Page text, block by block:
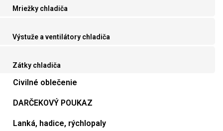
Mriežky chladiča
Výstuže a ventilátory chladiča
Zátky chladiča
Civilné oblečenie
DARČEKOVÝ POUKAZ
Lanká, hadice, rýchlopaly